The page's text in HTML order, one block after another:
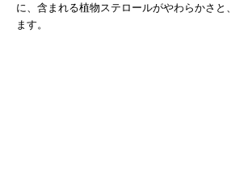
に、含まれる植物ステロールがやわらかさと
ます。